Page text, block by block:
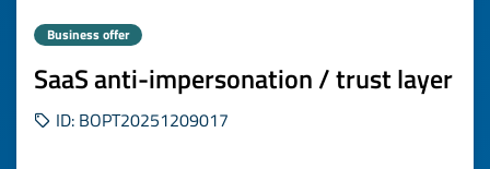
Business offer
SaaS anti-impersonation / trust layer
ID: BOPT20251209017